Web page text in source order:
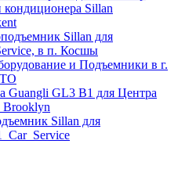
кондиционера Sillan
Sillan для
в п. Косшы
и Подъемники в г.
Guangli GL3 B1 для Центра
Brooklyn
Sillan для